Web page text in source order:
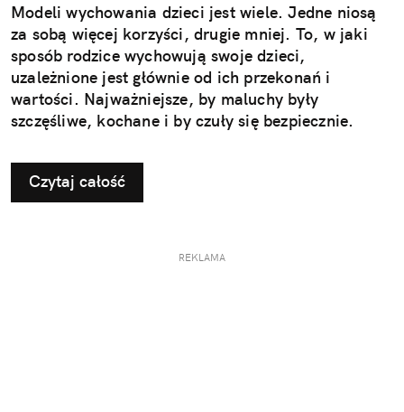
Modeli wychowania dzieci jest wiele. Jedne niosą
za sobą więcej korzyści, drugie mniej. To, w jaki
sposób rodzice wychowują swoje dzieci,
uzależnione jest głównie od ich przekonań i
wartości. Najważniejsze, by maluchy były
szczęśliwe, kochane i by czuły się bezpiecznie.
Czytaj całość
REKLAMA